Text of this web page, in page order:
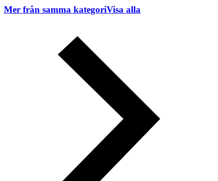
Mer från samma kategoriVisa alla